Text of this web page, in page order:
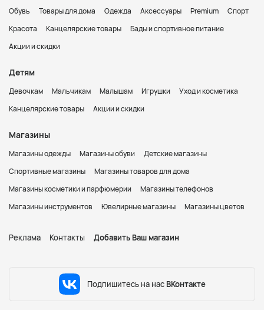
Обувь Товары для дома Одежда Аксессуары Premium
Спорт
Красота
Канцелярские товары
Бады и спортивное питание
Акции и скидки
Детям
Девочкам Мальчикам Малышам Игрушки
Уход и косметика
Канцелярские товары
Акции и скидки
Магазины
Магазины одежды Магазины обуви
Детские магазины
Спортивные магазины
Магазины товаров для дома
Магазины косметики и парфюмерии
Магазины телефонов
Магазины инструментов
Ювелирные магазины Магазины цветов
Реклама Контакты Добавить Ваш магазин
Подпишитесь на нас ВКонтакте